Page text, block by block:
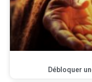
Débloquer